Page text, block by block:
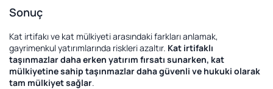
Sonuç
Kat irtifakı ve kat mülkiyeti arasındaki farkları anlamak,
gayrimenkul yatırımlarında riskleri azaltır. Kat irtifaklı
taşınmazlar daha erken yatırım fırsatı sunarken, kat
mülkiyetine sahip taşınmazlar daha güvenli ve hukuki olarak
tam mülkiyet sağlar.